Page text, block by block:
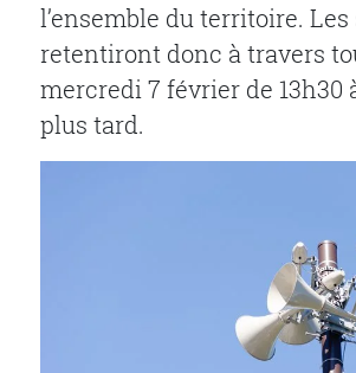
l’ensemble du territoire.
retentiront donc à travers
mercredi 7 février de 13h30
plus tard.